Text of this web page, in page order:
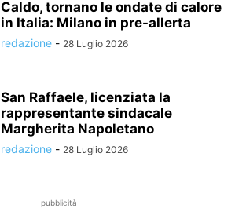
Caldo, tornano le ondate di calore
in Italia: Milano in pre-allerta
redazione - 28 Luglio 2026
San Raffaele, licenziata la
rappresentante sindacale
Margherita Napoletano
redazione - 28 Luglio 2026
pubblicità